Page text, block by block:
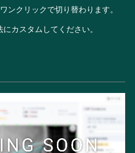
ンクリックで切り替わります。
カスタムしてください。